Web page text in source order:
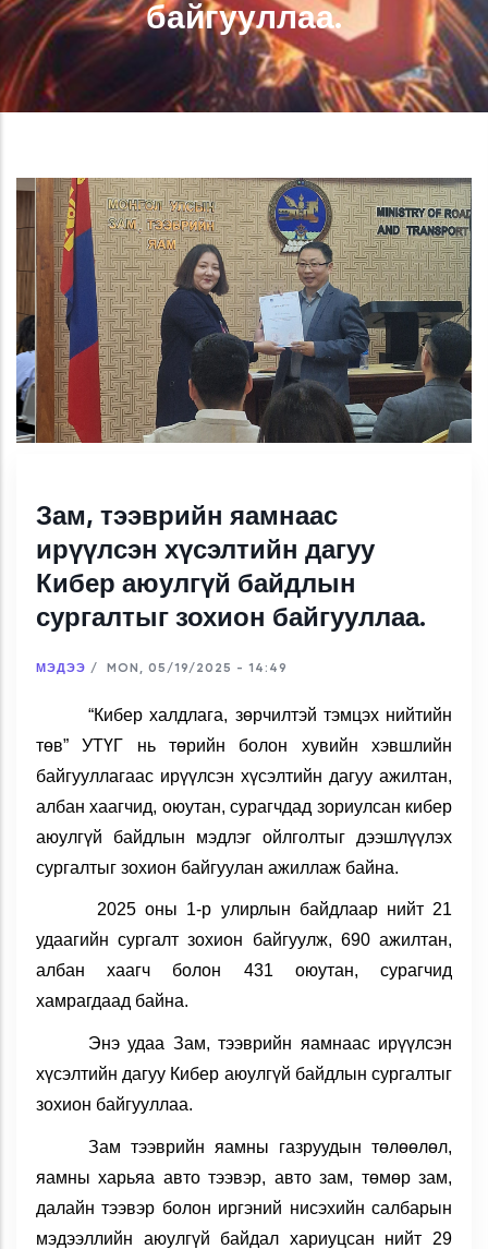
байгууллаа.
Зам, тээврийн яамнаас
ирүүлсэн хүсэлтийн дагуу
Кибер аюулгүй байдлын
сургалтыг зохион байгууллаа.
МЭДЭЭ / MON, 05/19/2025 - 14:49
“Кибер халдлага, зөрчилтэй тэмцэх нийтийн
төв” УТҮГ нь төрийн болон хувийн хэвшлийн
байгууллагаас ирүүлсэн хүсэлтийн дагуу ажилтан,
албан хаагчид, оюутан, сурагчдад зориулсан кибер
аюулгүй байдлын мэдлэг ойлголтыг дээшлүүлэх
сургалтыг зохион байгуулан ажиллаж байна.
2025 оны 1-р улирлын байдлаар нийт 21
удаагийн сургалт зохион байгуулж, 690 ажилтан,
албан хаагч болон 431 оюутан, сурагчид
хамрагдаад байна.
Энэ удаа Зам, тээврийн яамнаас ирүүлсэн
хүсэлтийн дагуу Кибер аюулгүй байдлын сургалтыг
зохион байгууллаа.
Зам тээврийн яамны газруудын төлөөлөл,
яамны харьяа авто тээвэр, авто зам, төмөр зам,
далайн тээвэр болон иргэний нисэхийн салбарын
мэдээллийн аюулгүй байдал хариуцсан нийт 29